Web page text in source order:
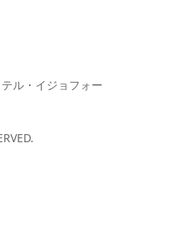
ル・イジョフォー